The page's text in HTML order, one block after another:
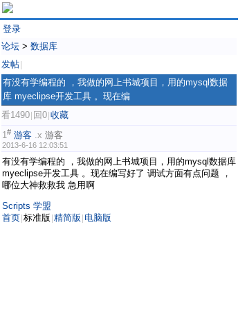
登录
论坛 > 数据库
发帖
有没有学编程的 ，我做的网上书城项目，用的mysql数据
库 myeclipse开发工具 。现在编
看1490 回0 收藏
1# 游客 .x 游客
2013-6-16 12:03:51
有没有学编程的 ，我做的网上书城项目，用的mysql数据库
myeclipse开发工具 。现在编写好了 调试方面有点问题 ，
哪位大神救救我 急用啊
Scripts 学盟
首页 标准版 精简版 电脑版